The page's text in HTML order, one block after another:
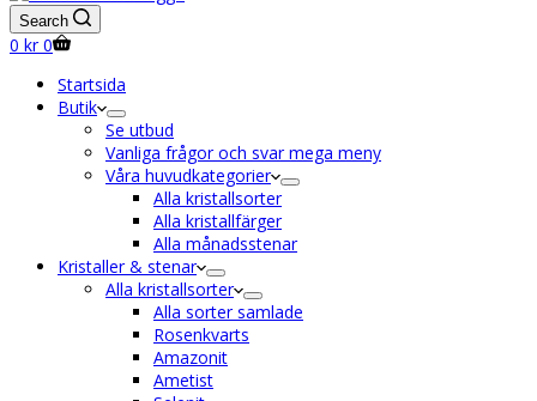
Search
Shopping
0 kr 0
Startsida
Butik
Se utbud
Vanliga frågor och svar mega meny
Våra huvudkategorier
Alla kristallsorter
Alla kristallfärger
Alla månadsstenar
Kristaller & stenar
Alla kristallsorter
Alla sorter samlade
Rosenkvarts
Amazonit
Ametist